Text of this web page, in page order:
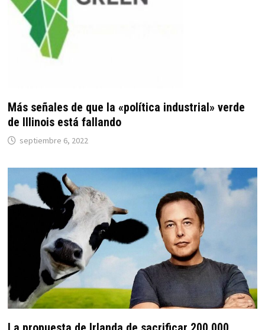
Más señales de que la «política industrial» verde
de Illinois está fallando
septiembre 6, 2022